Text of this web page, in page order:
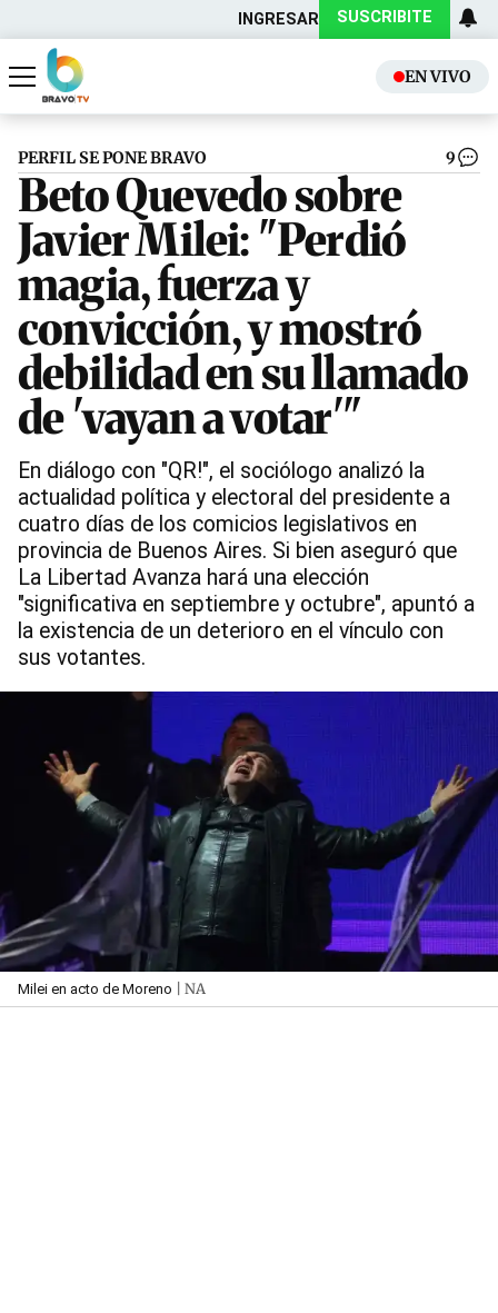
INGRESAR SUSCRIBITE
EN VIVO
Actualidad
Política
PERFIL SE PONE BRAVO 9
Beto Quevedo sobre
Javier Milei: "Perdió
magia, fuerza y
convicción, y mostró
debilidad en su llamado
de 'vayan a votar'"
En diálogo con "QR!", el sociólogo analizó la
actualidad política y electoral del presidente a
cuatro días de los comicios legislativos en
provincia de Buenos Aires. Si bien aseguró que
La Libertad Avanza hará una elección
"significativa en septiembre y octubre", apuntó a
la existencia de un deterioro en el vínculo con
sus votantes.
Milei en acto de Moreno | NA